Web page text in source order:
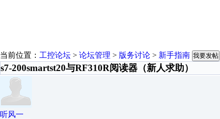
当前位置： 工控论坛 > 论坛管理 > 版务讨论 > 新手指南 我要发帖
s7-200smartst20与RF310R阅读器（新人求助）
听风一